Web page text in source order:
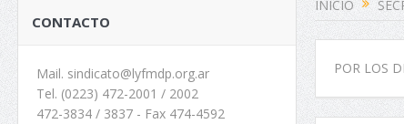
INICIO
POR LOS
CONTACTO
Mail. sindicato@lyfmdp.org.ar
Tel. (0223) 472-2001 / 2002
472-3834 / 3837 - Fax 474-4592